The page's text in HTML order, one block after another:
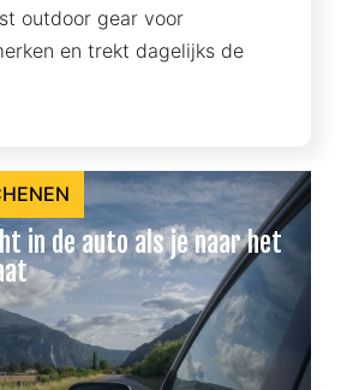
outdoor gear voor
en trekt dagelijks de
in de auto als je naar het